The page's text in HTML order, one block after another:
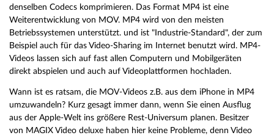
denselben Codecs komprimieren. Das Format MP4 ist eine
Weiterentwicklung von MOV. MP4 wird von den meisten
Betriebssystemen unterstützt. und ist "Industrie-Standard", der zum
Beispiel auch für das Video-Sharing im Internet benutzt wird. MP4-
Videos lassen sich auf fast allen Computern und Mobilgeräten
direkt abspielen und auch auf Videoplattformen hochladen.
Wann ist es ratsam, die MOV-Videos z.B. aus dem iPhone in MP4
umzuwandeln? Kurz gesagt immer dann, wenn Sie einen Ausflug
aus der Apple-Welt ins größere Rest-Universum planen. Besitzer
von MAGIX Video deluxe haben hier keine Probleme, denn Video